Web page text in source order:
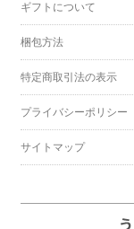
ギフトについて
梱包方法
特定商取引法の表示
プライバシーポリシー
サイトマップ